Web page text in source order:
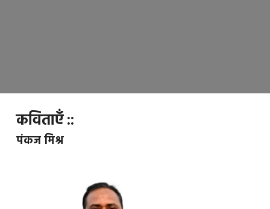
कविताएँ ::
पंकज मिश्र